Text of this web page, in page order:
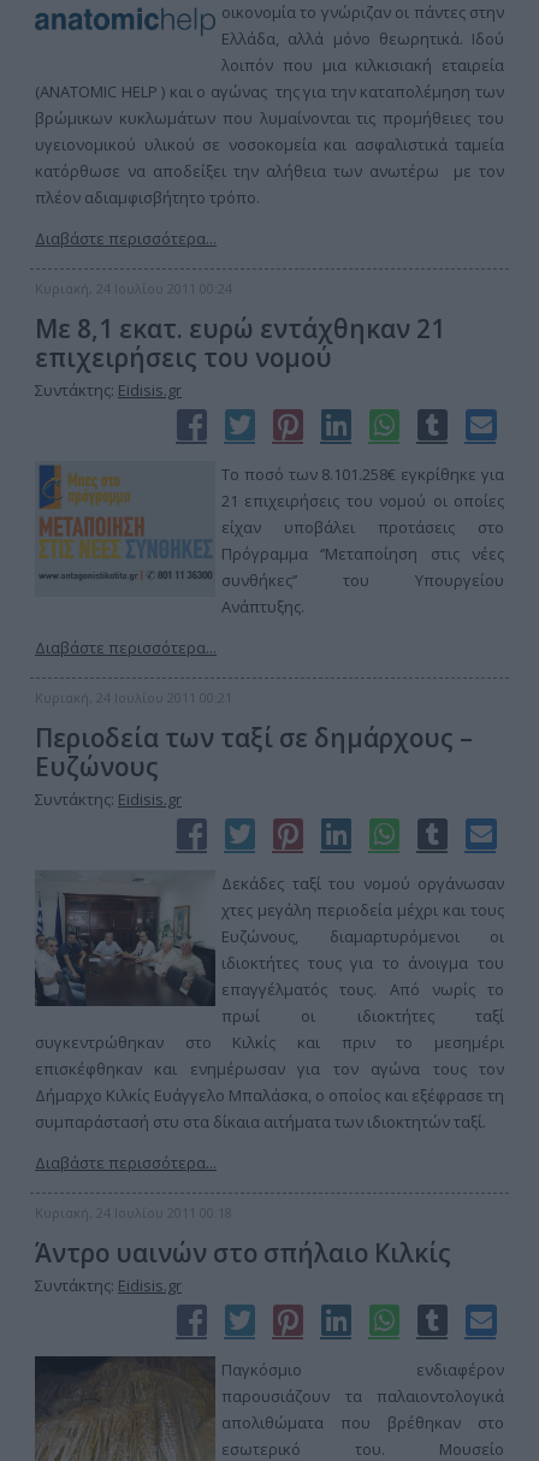
οικονομία το γνώριζαν οι πάντες στην
Ελλάδα, αλλά μόνο θεωρητικά. Ιδού
λοιπόν που μια κιλκισιακή εταιρεία
(ANATOMIC HELP ) και ο αγώνας της για την καταπολέμηση των
βρώμικων κυκλωμάτων που λυμαίνονται τις προμήθειες του
υγειονομικού υλικού σε νοσοκομεία και ασφαλιστικά ταμεία
κατόρθωσε να αποδείξει την αλήθεια των ανωτέρω με τον
πλέον αδιαμφισβήτητο τρόπο.
Διαβάστε περισσότερα...
Κυριακή, 24 Ιουλίου 2011 00:24
Με 8,1 εκατ. ευρώ εντάχθηκαν 21
επιχειρήσεις του νομού
Συντάκτης: Eidisis.gr
Το ποσό των 8.101.258€ εγκρίθηκε για
21 επιχειρήσεις του νομού οι οποίες
είχαν υποβάλει προτάσεις στο
Πρόγραμμα ‘’Μεταποίηση στις νέες
συνθήκες’’ του Υπουργείου
Ανάπτυξης.
Διαβάστε περισσότερα...
Κυριακή, 24 Ιουλίου 2011 00:21
Περιοδεία των ταξί σε δημάρχους –
Ευζώνους
Συντάκτης: Eidisis.gr
Δεκάδες ταξί του νομού οργάνωσαν
χτες μεγάλη περιοδεία μέχρι και τους
Ευζώνους, διαμαρτυρόμενοι οι
ιδιοκτήτες τους για το άνοιγμα του
επαγγέλματός τους. Από νωρίς το
πρωί οι ιδιοκτήτες ταξί
συγκεντρώθηκαν στο Κιλκίς και πριν το μεσημέρι
επισκέφθηκαν και ενημέρωσαν για τον αγώνα τους τον
Δήμαρχο Κιλκίς Ευάγγελο Μπαλάσκα, ο οποίος και εξέφρασε τη
συμπαράστασή στυ στα δίκαια αιτήματα των ιδιοκτητών ταξί.
Διαβάστε περισσότερα...
Κυριακή, 24 Ιουλίου 2011 00:18
Άντρο υαινών στο σπήλαιο Κιλκίς
Συντάκτης: Eidisis.gr
Παγκόσμιο ενδιαφέρον
παρουσιάζουν τα παλαιοντολογικά
απολιθώματα που βρέθηκαν στο
εσωτερικό του. Μουσείο